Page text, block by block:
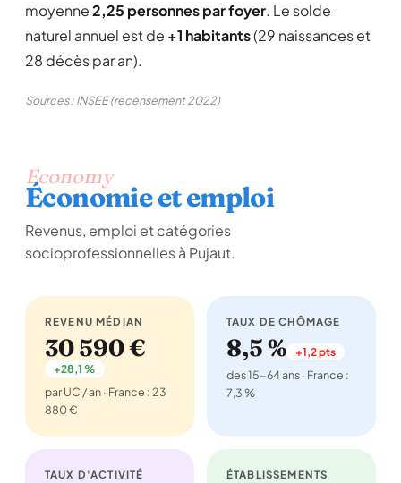
moyenne2,25 personnes par foyer. Le solde
naturel annuel est de +1 habitants(29 naissances et
28 décès par an).
Sources : INSEE (recensement 2022)
Economy
Économie et emploi
Revenus, emploi et catégories
socioprofessionnelles à Pujaut.
REVENU MÉDIAN
30 590 €
+28,1 %
par UC / an · France : 23
880 €
TAUX DE CHÔMAGE
8,5 % +1,2 pts
des 15-64 ans · France :
7,3 %
TAUX D'ACTIVITÉ
ÉTABLISSEMENTS